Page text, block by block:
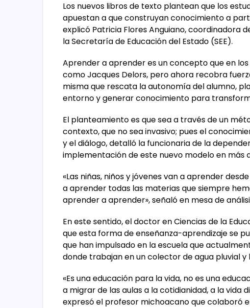
Los nuevos libros de texto plantean que los
apuestan a que construyan conocimiento a
explicó Patricia Flores Anguiano, coordinadora
la Secretaría de Educación del Estado (SEE).
Aprender a aprender es un concepto que en
como Jacques Delors, pero ahora recobra
misma que rescata la autonomía del alumno,
entorno y generar conocimiento para
El planteamiento es que sea a través de un
contexto, que no sea invasivo; pues el
y el diálogo, detalló la funcionaria de la
implementación de este nuevo modelo en más
«Las niñas, niños y jóvenes van a aprender
a aprender todas las materias que siempre
aprender a aprender», señaló en mesa de
En este sentido, el doctor en Ciencias de la
que esta forma de enseñanza-aprendizaje se
que han impulsado en la escuela que
donde trabajan en un colector de agua pluvial
«Es una educación para la vida, no es una
a migrar de las aulas a la cotidianidad, a la vida
expresó el profesor michoacano que colaboró